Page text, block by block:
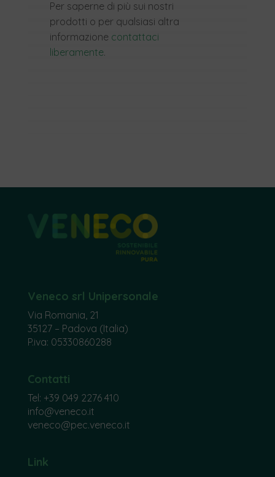
Per saperne di più sui nostri
prodotti o per qualsiasi altra
informazione contattaci
liberamente.
Veneco srl Unipersonale
Via Romania, 21
35127 – Padova (Italia)
P.iva: 05330860288
Contatti
Tel: +39 049 2276 410
info@veneco.it
veneco@pec.veneco.it
Link